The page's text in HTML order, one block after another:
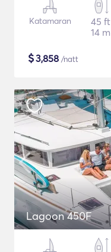
Katamaran
45 ft
14 m
$3,858 /natt
Lagoon 450F